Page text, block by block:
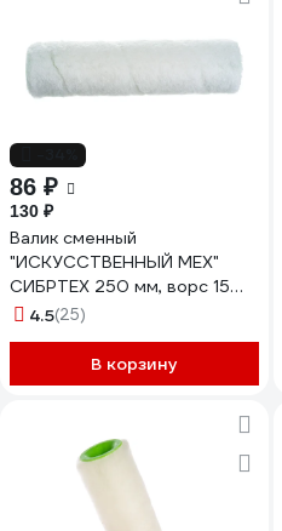
86 ₽
130 ₽
Валик сменный
"ИСКУССТВЕННЫЙ МЕХ"
СИБРТЕХ 250 мм, ворс 15
мм, D 48 мм, D руч. - 6 мм,
4.5(25)
В корзину